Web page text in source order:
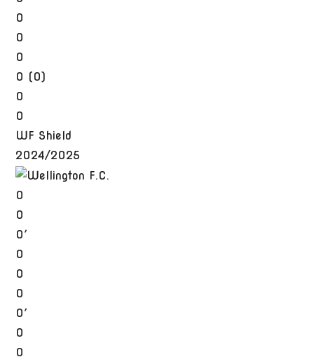
0
0
0
0 (0)
0
0
WF Shield
2024/2025
0
0
0′
0
0
0
0′
0
0